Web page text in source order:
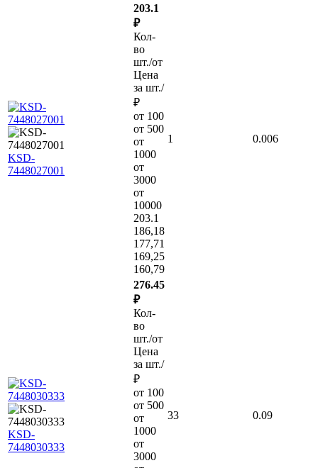
KSD-
7448027001
203.1
₽
Кол-
во
шт./от
Цена
за шт./
₽
от 100
от 500
от
1000
от
3000
от
10000
203.1
186,18
177,71
169,25
160,79
1 0.006
KSD-
7448030333
276.45
₽
Кол-
во
шт./от
Цена
за шт./
₽
от 100
от 500
от
1000
от
3000
33 0.09